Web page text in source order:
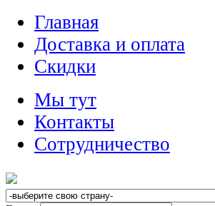
Главная
Доставка и оплата
Скидки
Мы тут
Контакты
Сотрудничество